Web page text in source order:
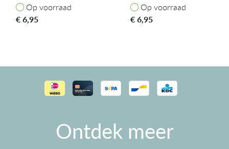
Op voorraad
Op voorraad
€6,95
Op voorraad
Op voorraad
€6,95
Ontdek meer